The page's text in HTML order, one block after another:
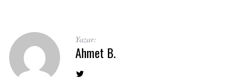
Yazar:
Ahmet B.